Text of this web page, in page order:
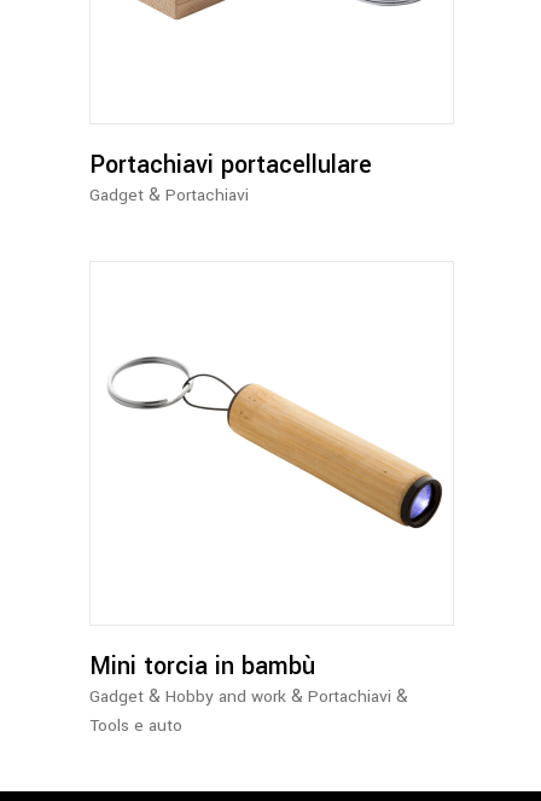
Portachiavi portacellulare
Gadget & Portachiavi
Mini torcia in bambù
Gadget & Hobby and work & Portachiavi &
Tools e auto